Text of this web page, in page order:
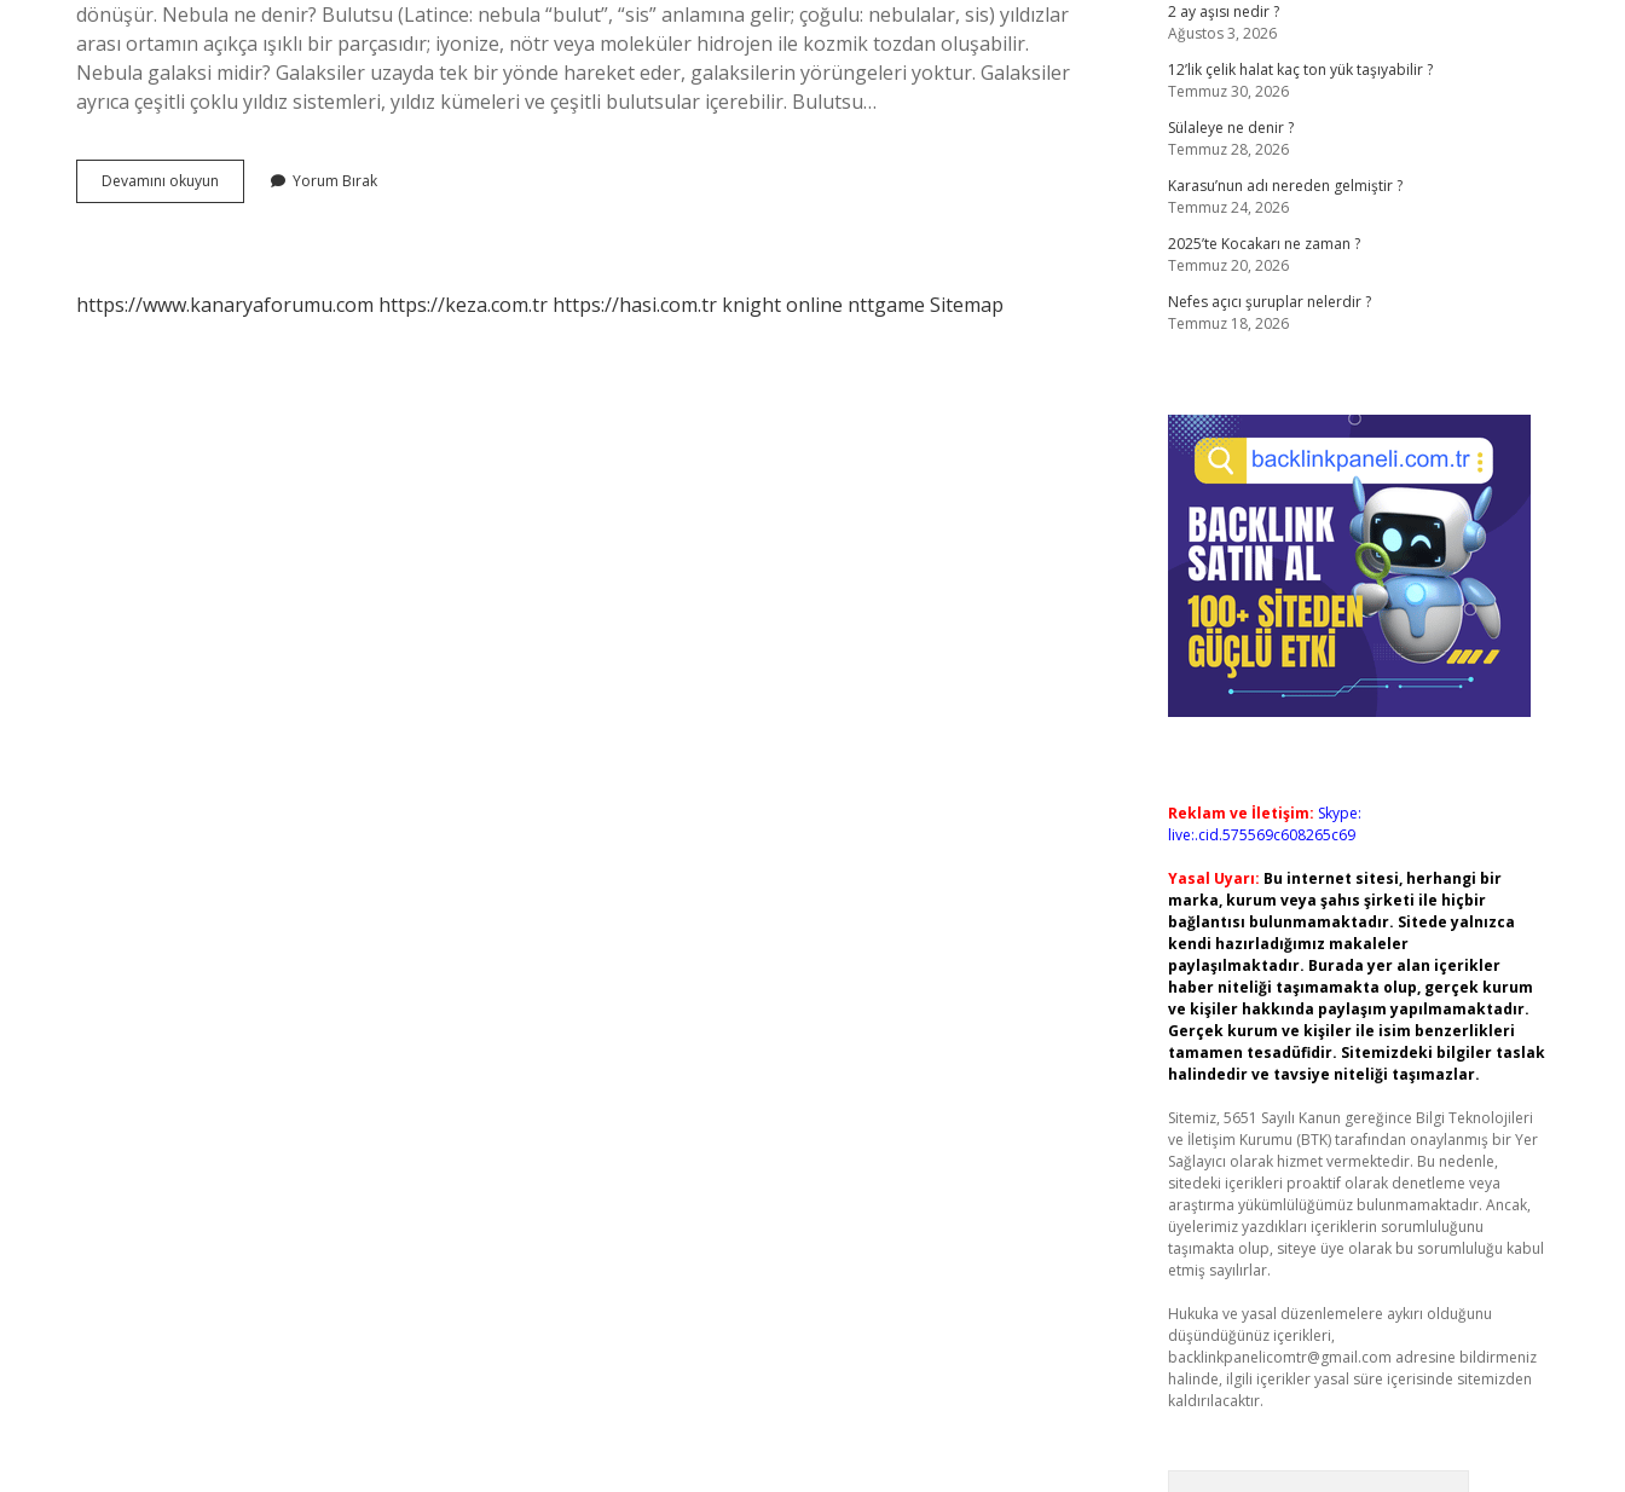
dönüşür. Nebula ne denir? Bulutsu (Latince: nebula “bulut”, “sis” anlamına gelir; çoğulu: nebulalar, sis) yıldızlar
arası ortamın açıkça ışıklı bir parçasıdır; iyonize, nötr veya moleküler hidrojen ile kozmik tozdan oluşabilir.
Nebula galaksi midir? Galaksiler uzayda tek bir yönde hareket eder, galaksilerin yörüngeleri yoktur. Galaksiler
ayrıca çeşitli çoklu yıldız sistemleri, yıldız kümeleri ve çeşitli bulutsular içerebilir. Bulutsu…
Devamını okuyun
Bir
Yorum Bırak
https://www.kanaryaforumu.com https://keza.com.tr https://hasi.com.tr knight online nttgame Sitemap
2 ay aşısı nedir ?
Ağustos 3, 2026
12’lik çelik halat kaç ton yük taşıyabilir ?
Temmuz 30, 2026
Sülaleye ne denir ?
Temmuz 28, 2026
Karasu’nun adı nereden gelmiştir ?
Temmuz 24, 2026
2025’te Kocakarı ne zaman ?
Temmuz 20, 2026
Nefes açıcı şuruplar nelerdir ?
Temmuz 18, 2026
Reklam ve İletişim: Skype:
live:.cid.575569c608265c69
Yasal Uyarı: Bu internet sitesi, herhangi bir
marka, kurum veya şahıs şirketi ile hiçbir
bağlantısı bulunmamaktadır. Sitede yalnızca
kendi hazırladığımız makaleler
paylaşılmaktadır. Burada yer alan içerikler
haber niteliği taşımamakta olup, gerçek kurum
ve kişiler hakkında paylaşım yapılmamaktadır.
Gerçek kurum ve kişiler ile isim benzerlikleri
tamamen tesadüfidir. Sitemizdeki bilgiler taslak
halindedir ve tavsiye niteliği taşımazlar.
Sitemiz, 5651 Sayılı Kanun gereğince Bilgi Teknolojileri
ve İletişim Kurumu (BTK) tarafından onaylanmış bir Yer
Sağlayıcı olarak hizmet vermektedir. Bu nedenle,
sitedeki içerikleri proaktif olarak denetleme veya
araştırma yükümlülüğümüz bulunmamaktadır. Ancak,
üyelerimiz yazdıkları içeriklerin sorumluluğunu
taşımakta olup, siteye üye olarak bu sorumluluğu kabul
etmiş sayılırlar.
Hukuka ve yasal düzenlemelere aykırı olduğunu
düşündüğünüz içerikleri,
backlinkpanelicomtr@gmail.com adresine bildirmeniz
halinde, ilgili içerikler yasal süre içerisinde sitemizden
kaldırılacaktır.